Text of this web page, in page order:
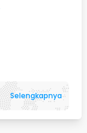
Selengkapnya